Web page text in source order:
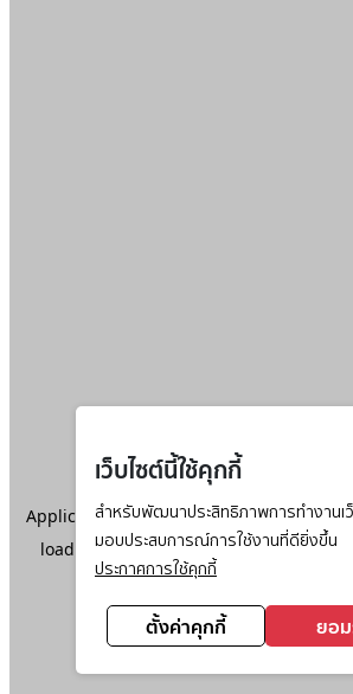
เว็บไซต์นี้ใช้คุกกี้
สำหรับพัฒนาประสิทธิภาพการทำงานเ
มอบประสบการณ์การใช้งานที่ดียิ่งขึ้น
ประกาศการใช้คุกกี้
ตั้งค่าคุกกี้ ยอม
Application error: aclient-side
loadingwww.ktc.co.th(see the browser
information).